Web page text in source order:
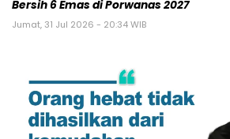
Bersih 6 Emas di Porwanas 2027
Jumat, 31 Jul 2026 - 20:34 WIB